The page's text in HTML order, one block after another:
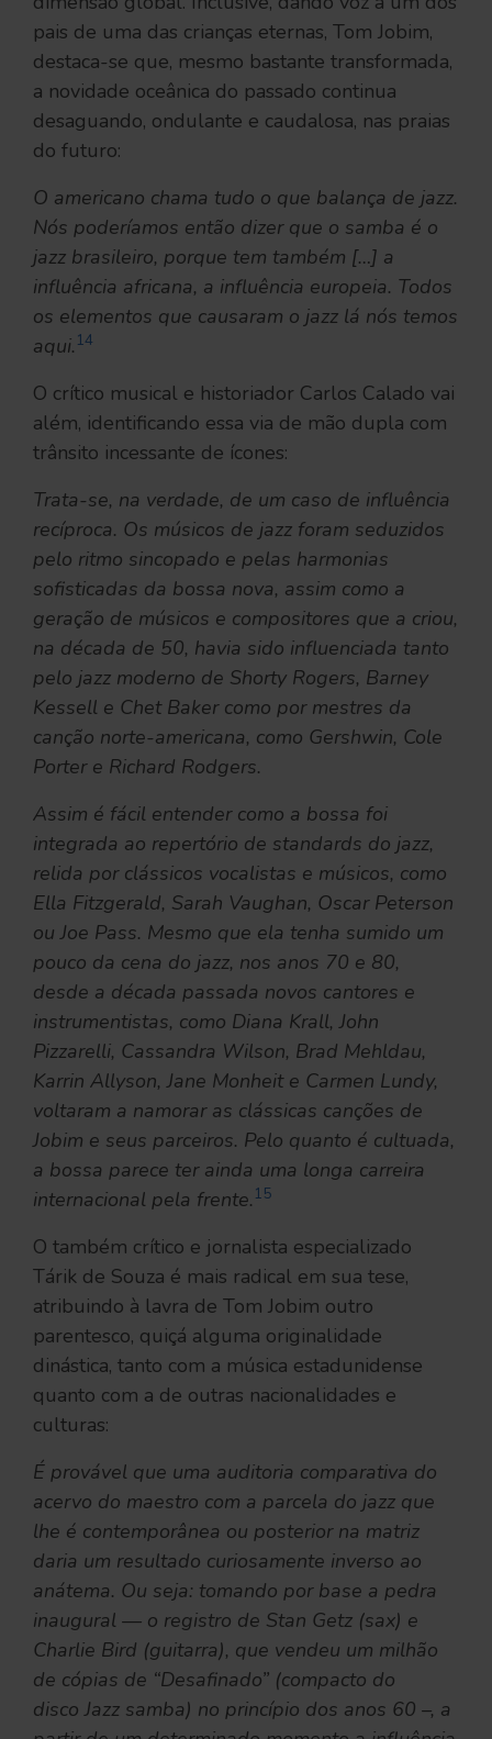
pais de uma das crianças eternas, Tom Jobim,
destaca-se que, mesmo bastante transformada,
a novidade oceânica do passado continua
desaguando, ondulante e caudalosa, nas praias
do futuro:
O americano chama tudo o que balança de jazz.
Nós poderíamos então dizer que o samba é o
jazz brasileiro, porque tem também […] a
influência africana, a influência europeia. Todos
os elementos que causaram o jazz lá nós temos
aqui. 14
O crítico musical e historiador Carlos Calado vai
além, identificando essa via de mão dupla com
trânsito incessante de ícones:
Trata-se, na verdade, de um caso de influência
recíproca. Os músicos de jazz foram seduzidos
pelo ritmo sincopado e pelas harmonias
sofisticadas da bossa nova, assim como a
geração de músicos e compositores que a criou,
na década de 50, havia sido influenciada tanto
pelo jazz moderno de Shorty Rogers, Barney
Kessell e Chet Baker como por mestres da
canção norte-americana, como Gershwin, Cole
Porter e Richard Rodgers.
Assim é fácil entender como a bossa foi
integrada ao repertório de standards do jazz,
relida por clássicos vocalistas e músicos, como
Ella Fitzgerald, Sarah Vaughan, Oscar Peterson
ou Joe Pass. Mesmo que ela tenha sumido um
pouco da cena do jazz, nos anos 70 e 80,
desde a década passada novos cantores e
instrumentistas, como Diana Krall, John
Pizzarelli, Cassandra Wilson, Brad Mehldau,
Karrin Allyson, Jane Monheit e Carmen Lundy,
voltaram a namorar as clássicas canções de
Jobim e seus parceiros. Pelo quanto é cultuada,
a bossa parece ter ainda uma longa carreira
internacional pela frente. 15
O também crítico e jornalista especializado
Tárik de Souza é mais radical em sua tese,
atribuindo à lavra de Tom Jobim outro
parentesco, quiçá alguma originalidade
dinástica, tanto com a música estadunidense
quanto com a de outras nacionalidades e
culturas:
É provável que uma auditoria comparativa do
acervo do maestro com a parcela do jazz que
lhe é contemporânea ou posterior na matriz
daria um resultado curiosamente inverso ao
anátema. Ou seja: tomando por base a pedra
inaugural — o registro de Stan Getz (sax) e
Charlie Bird (guitarra), que vendeu um milhão
de cópias de “Desafinado” (compacto do
disco Jazz samba) no princípio dos anos 60 –, a